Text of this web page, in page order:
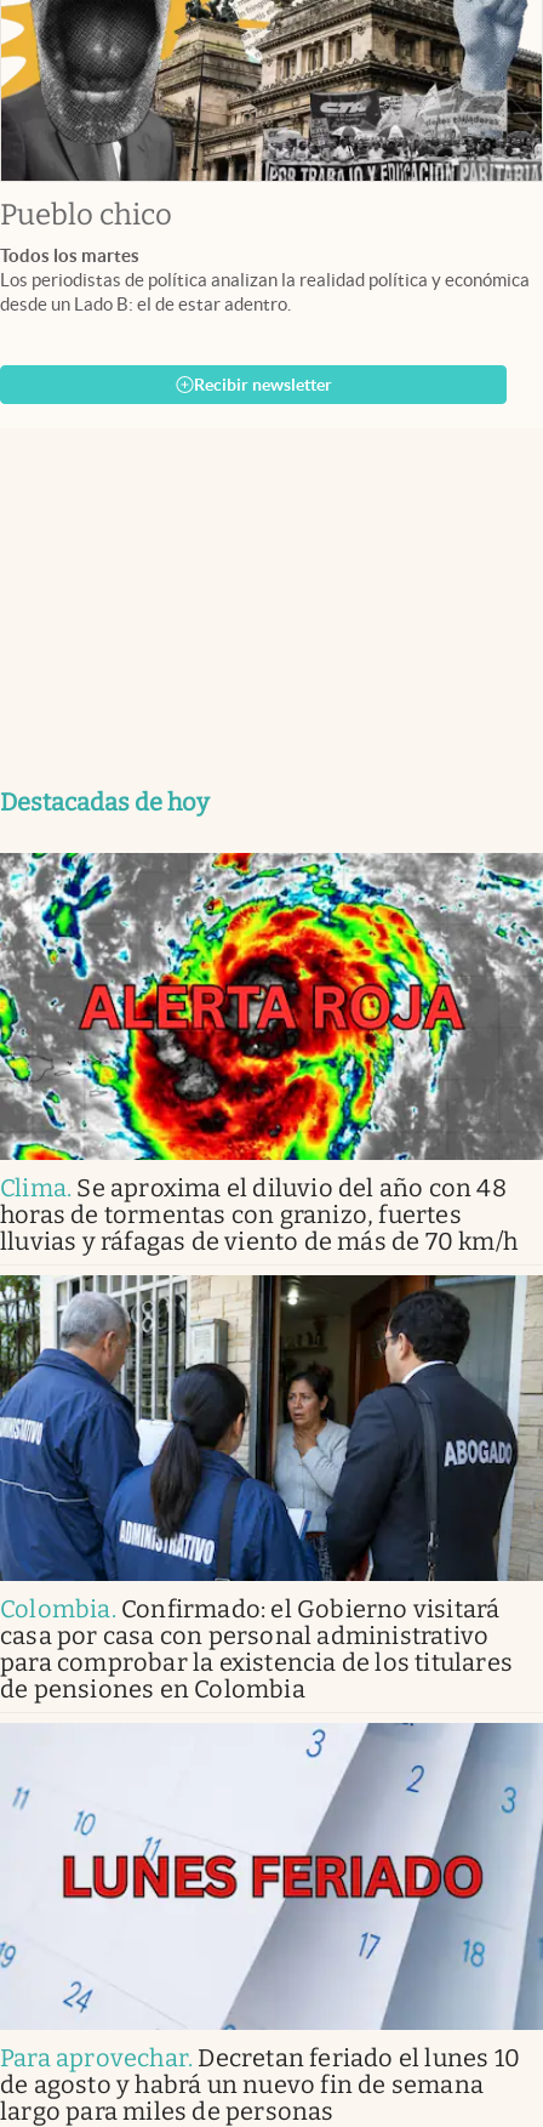
Pueblo chico
Todos los martes
Los periodistas de política analizan la realidad política y económica
desde un Lado B: el de estar adentro.
Recibir newsletter
Destacadas de hoy
Clima. Se aproxima el diluvio del año con 48
horas de tormentas con granizo, fuertes
lluvias y ráfagas de viento de más de 70 km/h
Colombia. Confirmado: el Gobierno visitará
casa por casa con personal administrativo
para comprobar la existencia de los titulares
de pensiones en Colombia
Para aprovechar. Decretan feriado el lunes 10
de agosto y habrá un nuevo fin de semana
largo para miles de personas